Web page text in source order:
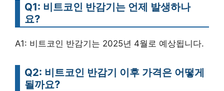
Q1: 비트코인 반감기는 언제 발생하나
요?
A1: 비트코인 반감기는 2025년 4월로 예상됩니다.
Q2: 비트코인 반감기 이후 가격은 어떻게
될까요?